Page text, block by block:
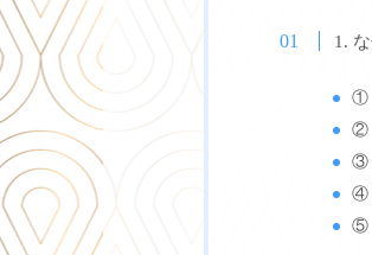
1.
①
②
③
④
⑤